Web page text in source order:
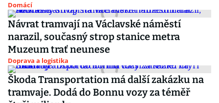
Domácí
Návrat tramvají na Václavské náměstí
narazil, současný strop stanice metra
Muzeum trať neunese
Doprava a logistika
Škoda Transportation má další zakázku na
tramvaje. Dodá do Bonnu vozy za téměř